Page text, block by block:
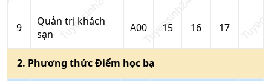
9
Quản trị khách
sạn
A00 15 16 17
2. Phương thứcĐiểm học bạ